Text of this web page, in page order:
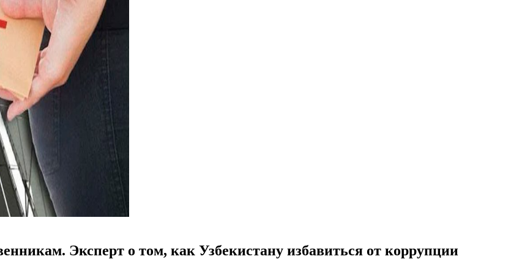
Эксперт о том, как Узбекистану избавиться от коррупции